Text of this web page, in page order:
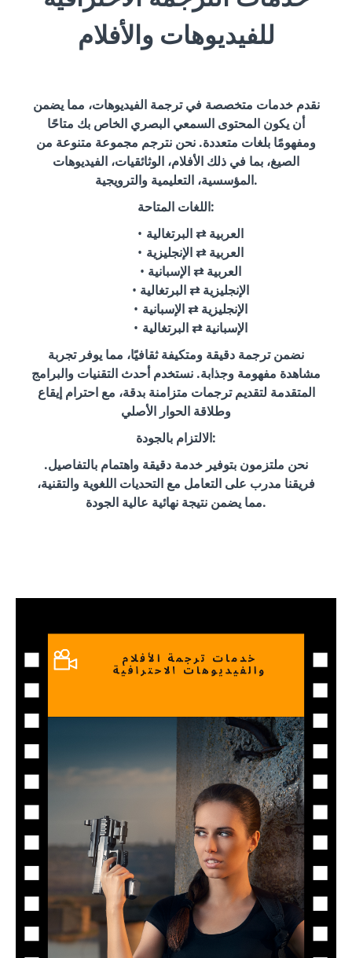
للفيديوهات والأفلام
نقدم خدمات متخصصة في ترجمة الفيديوهات، مما يضمن
أن يكون المحتوى السمعي البصري الخاص بك متاحًا
ومفهومًا بلغات متعددة. نحن نترجم مجموعة متنوعة من
الصيغ، بما في ذلك الأفلام، الوثائقيات، الفيديوهات
المؤسسية، التعليمية والترويجية.
اللغات المتاحة:
العربية ⇄ البرتغالية
العربية ⇄ الإنجليزية
العربية ⇄ الإسبانية
الإنجليزية ⇄ البرتغالية
الإنجليزية ⇄ الإسبانية
الإسبانية ⇄ البرتغالية
نضمن ترجمة دقيقة ومتكيفة ثقافيًا، مما يوفر تجربة
مشاهدة مفهومة وجذابة. نستخدم أحدث التقنيات والبرامج
المتقدمة لتقديم ترجمات متزامنة بدقة، مع احترام إيقاع
وطلاقة الحوار الأصلي
الالتزام بالجودة:
نحن ملتزمون بتوفير خدمة دقيقة واهتمام بالتفاصيل.
فريقنا مدرب على التعامل مع التحديات اللغوية والتقنية،
مما يضمن نتيجة نهائية عالية الجودة.